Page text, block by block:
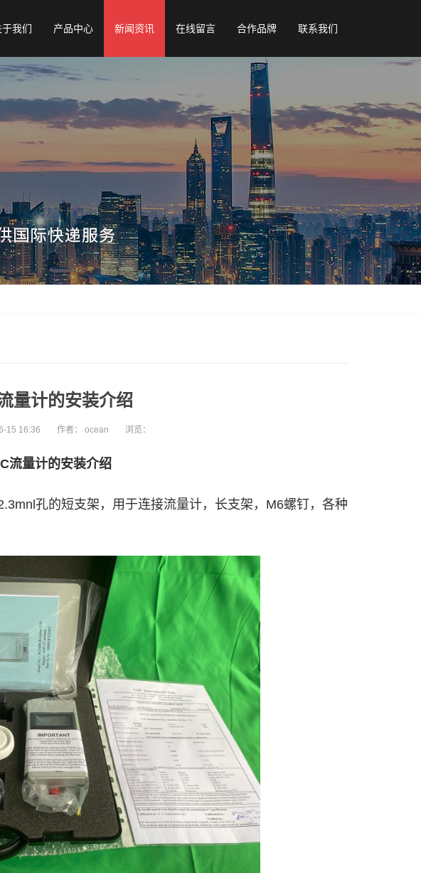
于我们 产品中心 新闻资讯 在线留言 合作品牌 联系我们
量计的安装介绍
15 16:36 作者：ocean 浏览：
流量计的安装介绍
孔的短支架，用于连接流量计，长支架，M6螺钉，各种